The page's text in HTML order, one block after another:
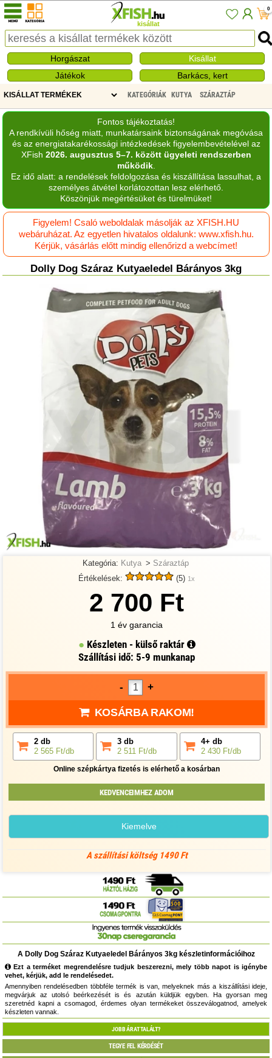
kisállat
0
Horgászat
Kisállat
Játékok
Barkács, kert
KATEGÓRIÁK KUTYA SZÁRAZTÁP
Fontos tájékoztatás!
A rendkívüli hőség miatt, munkatársaink biztonságának megóvása
és az energiatakarékossági intézkedések figyelembevételével az
XFish 2026. augusztus 5–7. között ügyeleti rendszerben
működik.
Ez idő alatt: a rendelések feldolgozása és kiszállítása lassulhat, a
személyes átvétel korlátozottan lesz elérhető.
Köszönjük megértésüket és türelmüket!
Figyelem! Csaló weboldalak másolják az XFISH.HU
webáruházat. Az egyetlen hivatalos oldalunk: www.xfish.hu.
Kérjük, vásárlás előtt mindig ellenőrizd a webcímet!
Dolly Dog Száraz Kutyaeledel Bárányos 3kg
Kategória: Kutya > Száraztáp
Értékelések:
(5) 1x
2 700 Ft
1 év garancia
Készleten - külső raktár
Szállítási idő: 5-9 munkanap
- +
KOSÁRBA RAKOM!
2 db
2 565 Ft/db
3 db
2 511 Ft/db
4+ db
2 430 Ft/db
Online szépkártya fizetés is elérhető a kosárban
KEDVENCEIMHEZ ADOM
Kiemelve
A szállítási költség 1490 Ft
A Dolly Dog Száraz Kutyaeledel Bárányos 3kg készletinformációihoz
Ezt a terméket megrendelésre tudjuk beszerezni, mely több napot is igénybe
vehet, kérjük, add le rendelésedet.
Amennyiben rendelésedben többféle termék is van, melyeknek más a kiszállítási ideje,
megvárjuk az utolsó beérkezését is és azután küldjük egyben. Ha gyorsan meg
szeretnéd kapni a csomagod, érdemes olyan termékeket összeválogatnod, amelyek
készleten vannak.
JOBB ÁRAT TALÁLT?
TEGYE FEL KÉRDÉSÉT